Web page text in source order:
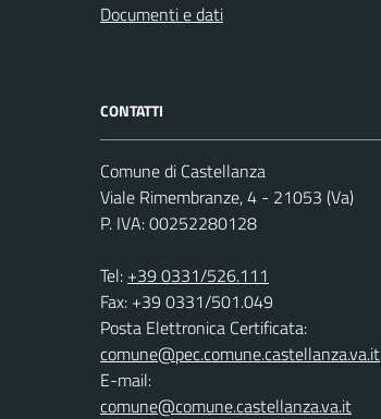
Documenti e dati
CONTATTI
Comune di Castellanza
Viale Rimembranze, 4 - 21053 (Va)
P. IVA: 00252280128
Tel: +39 0331/526.111
Fax: +39 0331/501.049
Posta Elettronica Certificata:
comune@pec.comune.castellanza.va.it
E-mail:
comune@comune.castellanza.va.it